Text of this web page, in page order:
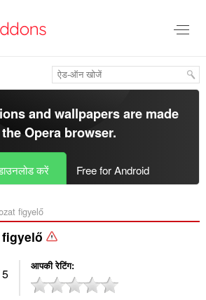
and wallpapers are made
Opera browser.
करें Free for Android
figyelő‎
आपकी रेटिंग